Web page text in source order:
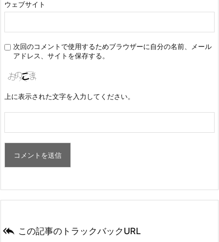
ウェブサイト
次回のコメントで使用するためブラウザーに自分の名前、メール
アドレス、サイトを保存する。
上に表示された文字を入力してください。
 この記事のトラックバックURL